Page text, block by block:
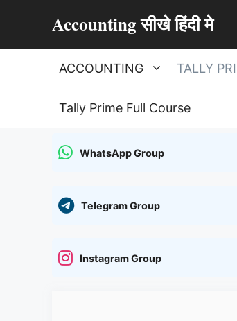
Accounting सीखे हिंदी मे
ACCOUNTING TALLY
Tally Prime Full Course
WhatsApp Group
Telegram Group
Instagram Group